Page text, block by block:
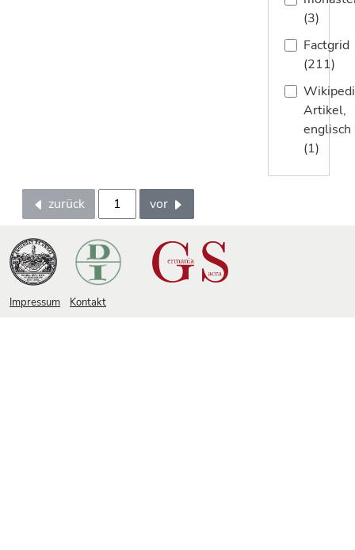
(3)
Factgrid
(211)
Artikel,
englisch
(1)
zurück vor
Impressum Kontakt